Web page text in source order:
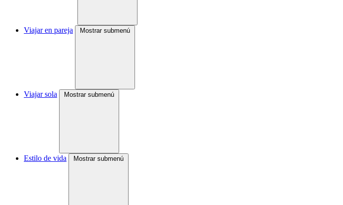
Viajar en pareja Mostrar submenú
Viajar sola Mostrar submenú
Estilo de vida Mostrar submenú